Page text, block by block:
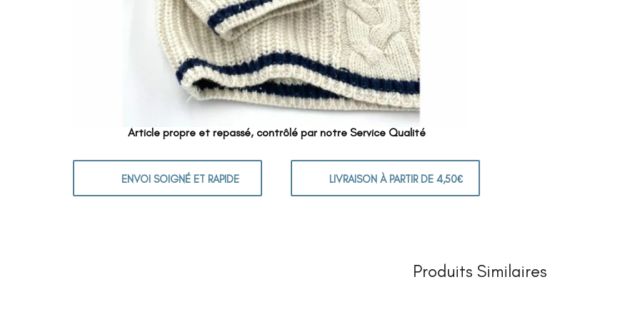
Article propre et repassé, contrôlé par notre Service Qualité
ENVOI SOIGNÉ ET RAPIDE LIVRAISON À PARTIR DE 4,50€
Produits Similaires